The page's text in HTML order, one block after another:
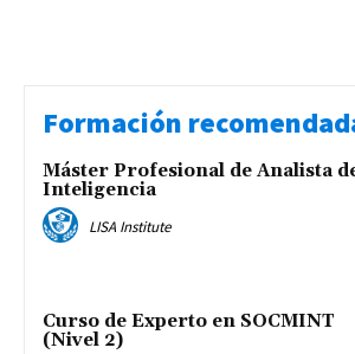
Formación
Máster Profesional de Analista
Inteligencia
LISA Institute
Curso de Experto en SOCMINT
(Nivel 2)